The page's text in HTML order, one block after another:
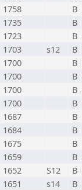
1758 B
1735 B
1723 B
1703 s12 B
1700 B
1700 B
1700 B
1700 B
1687 B
1684 B
1675 B
1659 B
1652 S12 B
1651 s14 B